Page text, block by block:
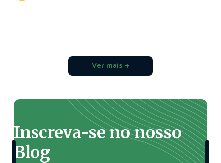
Ver mais +
Inscreva-se no nosso
Blog